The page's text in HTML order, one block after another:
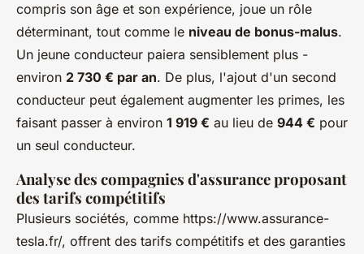
compris son âge et son expérience, joue un rôle
déterminant, tout comme le niveau de bonus-malus.
Un jeune conducteur paiera sensiblement plus -
environ 2 730 € par an. De plus, l'ajout d'un second
conducteur peut également augmenter les primes, les
faisant passer à environ 1 919 € au lieu de 944 € pour
un seul conducteur.
Analyse des compagnies d'assurance proposant
des tarifs compétitifs
Plusieurs sociétés, comme https://www.assurance-
tesla.fr/, offrent des tarifs compétitifs et des garanties